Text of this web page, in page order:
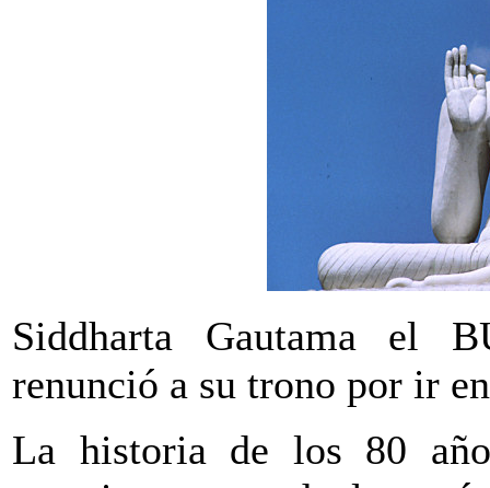
Siddharta Gautama el
renunció a su trono por ir
La historia de los 80